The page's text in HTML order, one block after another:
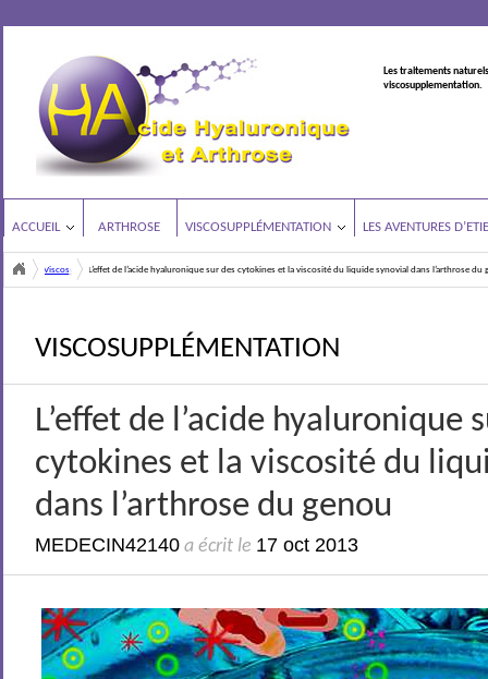
Les traitements
viscosupplementation.
ACCUEIL ARTHROSE VISCOSUPPLÉMENTATION LES AVENTURES
ViscosupplémentationL’effet de l’acide hyaluronique sur des cytokines et la viscosité du liquide synovial dans l’arthrose du
VISCOSUPPLÉMENTATION
L’effet de l’acide hyaluronique
cytokines et la viscosité du
dans l’arthrose du genou
MEDECIN42140 a écrit le 17 oct 2013